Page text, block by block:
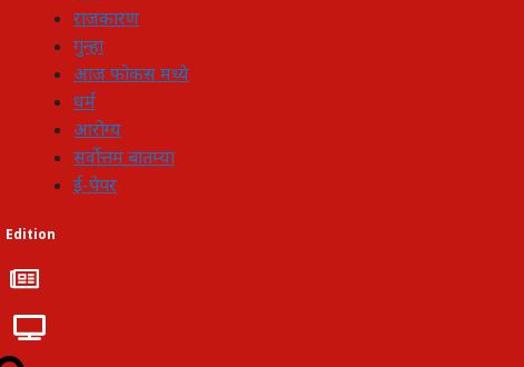
राजकारण
गुन्हा
आज फोकस मध्ये
धर्म
आरोग्य
सर्वोत्तम बातम्या
ई-पेपर
Edition